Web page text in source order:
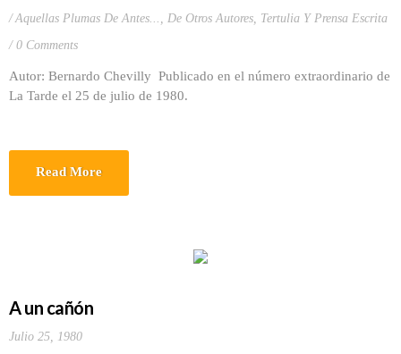
Aquellas Plumas De Antes... , De Otros Autores, Tertulia Y Prensa Escrita
0 Comments
Autor: Bernardo Chevilly Publicado en el número extraordinario de
La Tarde el 25 de julio de 1980.
Read More
A un cañón
Julio 25, 1980